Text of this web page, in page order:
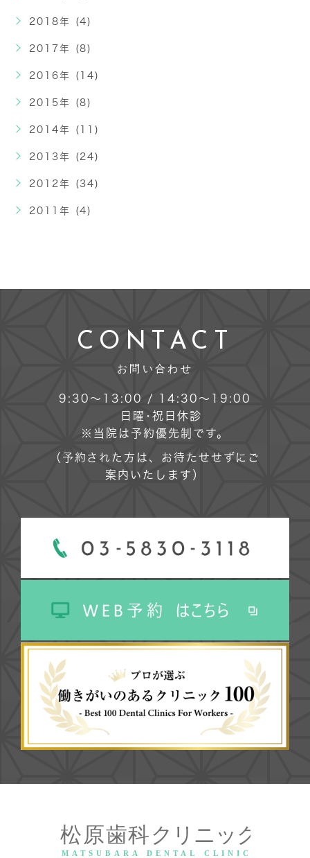
2018年 (4)
2017年 (8)
2016年 (14)
2015年 (8)
2014年 (11)
2013年 (24)
2012年 (34)
2011年 (4)
CONTACT
お問い合わせ
9:30～13:00 / 14:30～19:00
日曜･祝日休診
※当院は予約優先制です。
（予約された方は、お待たせせずにご
案内いたします）